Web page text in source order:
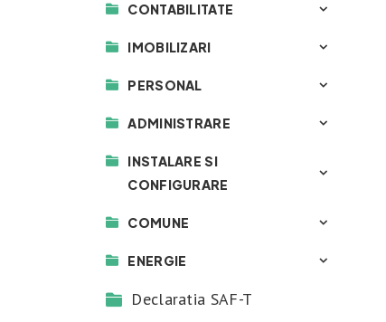
CONTABILITATE
IMOBILIZARI
PERSONAL
ADMINISTRARE
INSTALARE SI
CONFIGURARE
COMUNE
ENERGIE
Declaratia SAF-T